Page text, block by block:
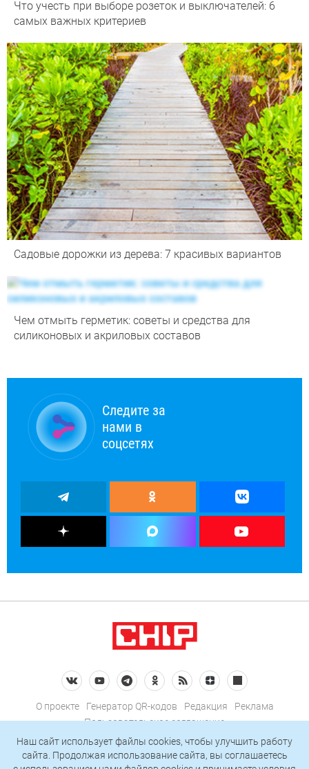
Что учесть при выборе розеток и выключателей: 6
самых важных критериев
Садовые дорожки из дерева: 7 красивых вариантов
Чем отмыть герметик: советы и средства для
силиконовых и акриловых составов
Следите за
нами в
соцсетях
О проекте Генератор QR-кодов Редакция
Реклама
Пользовательское соглашение
Политика конфиденциальности
Подписаться на рассылку
Наш сайт использует файлы cookies, чтобы улучшить работу
сайта. Продолжая использование сайта, вы соглашаетесь